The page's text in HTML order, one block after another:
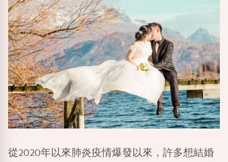
從2020年以來肺炎疫情爆發以來，許多想結婚